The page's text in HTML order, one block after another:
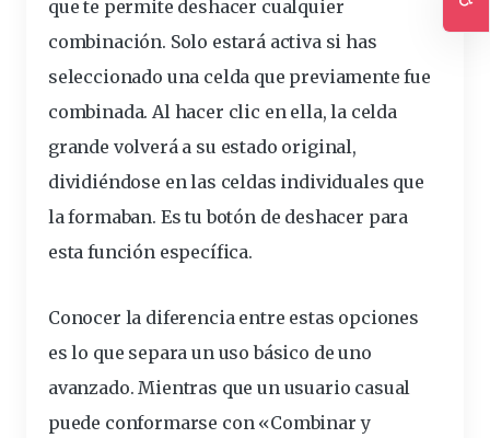
que te permite deshacer cualquier
combinación. Solo estará activa si has
seleccionado una celda que previamente fue
combinada. Al hacer clic en ella, la celda
grande volverá a su estado original,
dividiéndose en las celdas individuales que
la formaban. Es tu botón de deshacer para
esta función específica.
Conocer la diferencia entre estas opciones
es lo que separa un uso básico de uno
avanzado. Mientras que un usuario casual
puede conformarse con «Combinar y